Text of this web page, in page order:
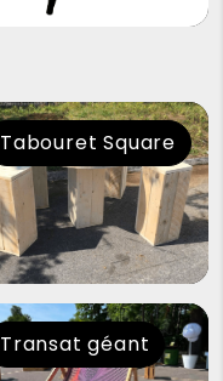
Tabouret Square
Transat géant